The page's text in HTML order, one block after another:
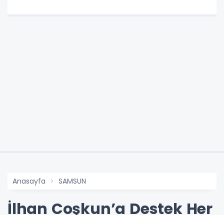
Anasayfa SAMSUN
İlhan Coşkun’a Destek Her